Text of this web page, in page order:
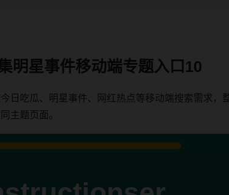
明星事件移动端专题入口10
日吃瓜、明星事件、网红热点等移动端搜索需求，
主题页面。